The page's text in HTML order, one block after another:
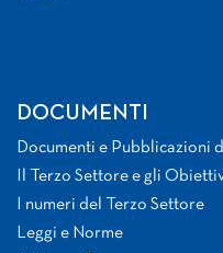
DOCUMENTI
Documenti e Pubblicazioni
Il Terzo Settore e gli
I numeri del Terzo Settore
Leggi e Norme